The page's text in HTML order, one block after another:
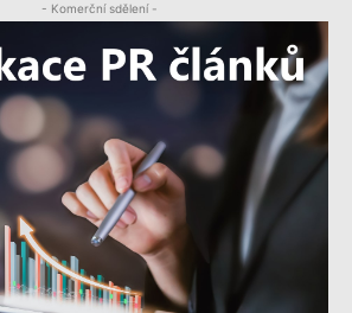
- Komerční sdělení -